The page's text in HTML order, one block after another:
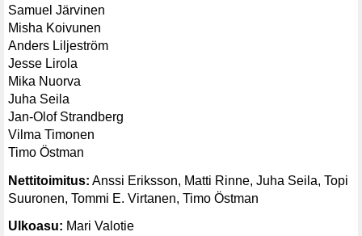
Samuel Järvinen
Misha Koivunen
Anders Liljeström
Jesse Lirola
Mika Nuorva
Juha Seila
Jan-Olof Strandberg
Vilma Timonen
Timo Östman
Nettitoimitus: Anssi Eriksson, Matti Rinne, Juha Seila, Topi
Suuronen, Tommi E. Virtanen, Timo Östman
Ulkoasu: Mari Valotie